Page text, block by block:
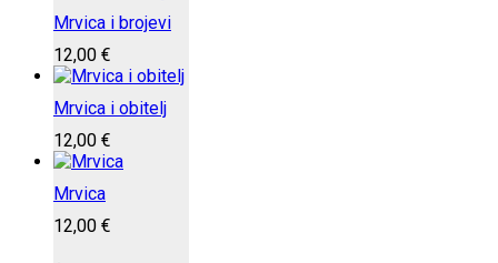
Mrvica i brojevi
12,00 €
Mrvica i obitelj
12,00 €
Mrvica
12,00 €